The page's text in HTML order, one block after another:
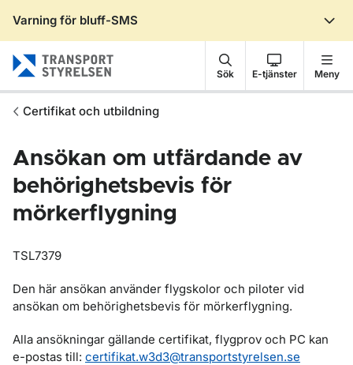
Varning för bluff-SMS
Sök E-tjänster Meny
Certifikat och utbildning
Ansökan om utfärdande av
behörighetsbevis för
mörkerflygning
TSL7379
Den här ansökan använder flygskolor och piloter vid
ansökan om behörighetsbevis för mörkerflygning.
Alla ansökningar gällande certifikat, flygprov och PC kan
e-postas till: certifikat.w3d3@transportstyrelsen.se